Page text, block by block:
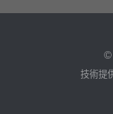
©
技術提